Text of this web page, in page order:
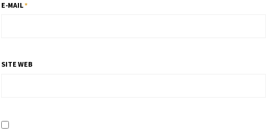
E-MAIL*
SITE WEB